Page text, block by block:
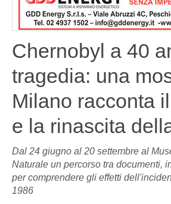
Chernobyl a 40
tragedia: una
Milano racconta
e la rinascita
Dal 24 giugno al 20 settembre al
Naturale un percorso tra documenti,
per comprendere gli effetti
1986